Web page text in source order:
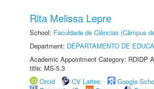
Rita Melissa Lepre
School: Faculdade de Ciências (Câmpus
Department: DEPARTAMENTO DE
Academic Appointment Category: RDIDP
title: MS-5.3
Orcid
CV Lattes
Google